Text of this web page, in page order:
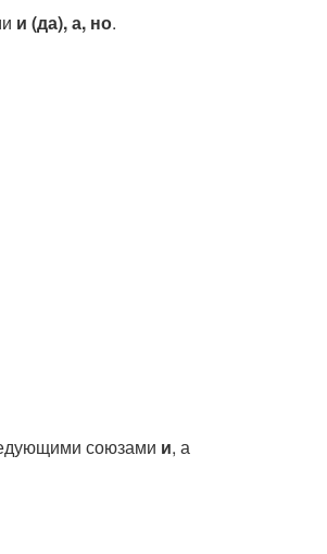
и (да), а, но.
союзами и, а